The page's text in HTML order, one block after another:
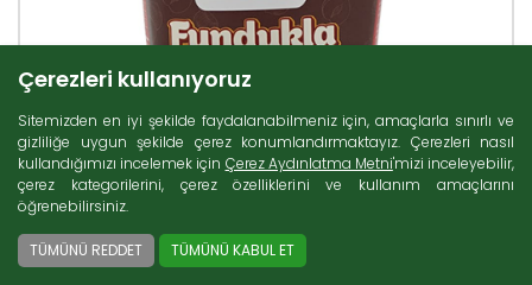
Çerezleri kullanıyoruz
Sitemizden en iyi şekilde faydalanabilmeniz için, amaçlarla sınırlı ve
gizliliğe uygun şekilde çerez konumlandırmaktayız. Çerezleri nasıl
kullandığımızı incelemek için Çerez Aydınlatma Metni'mizi inceleyebilir,
çerez kategorilerini, çerez özelliklerini ve kullanım amaçlarını
öğrenebilirsiniz.
TÜMÜNÜ REDDET TÜMÜNÜ KABUL ET